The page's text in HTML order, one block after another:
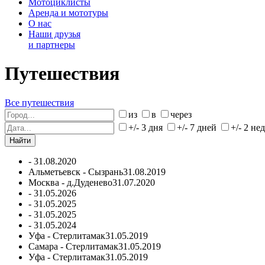
Мотоциклисты
Аренда и мототуры
О нас
Наши друзья
и партнеры
Путешествия
Все путешествия
из
в
через
+/- 3 дня
+/- 7 дней +/- 2
- 31.08.2020
Альметьевск - Сызрань31.08.2019
Москва - д.Дуденево31.07.2020
- 31.05.2026
- 31.05.2025
- 31.05.2025
- 31.05.2024
Уфа - Стерлитамак31.05.2019
Самара - Стерлитамак31.05.2019
Уфа - Стерлитамак31.05.2019